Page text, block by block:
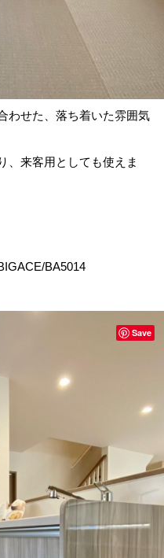
わせた、落ち着いた雰囲気
、来客用としても使えま
BA5014
Save